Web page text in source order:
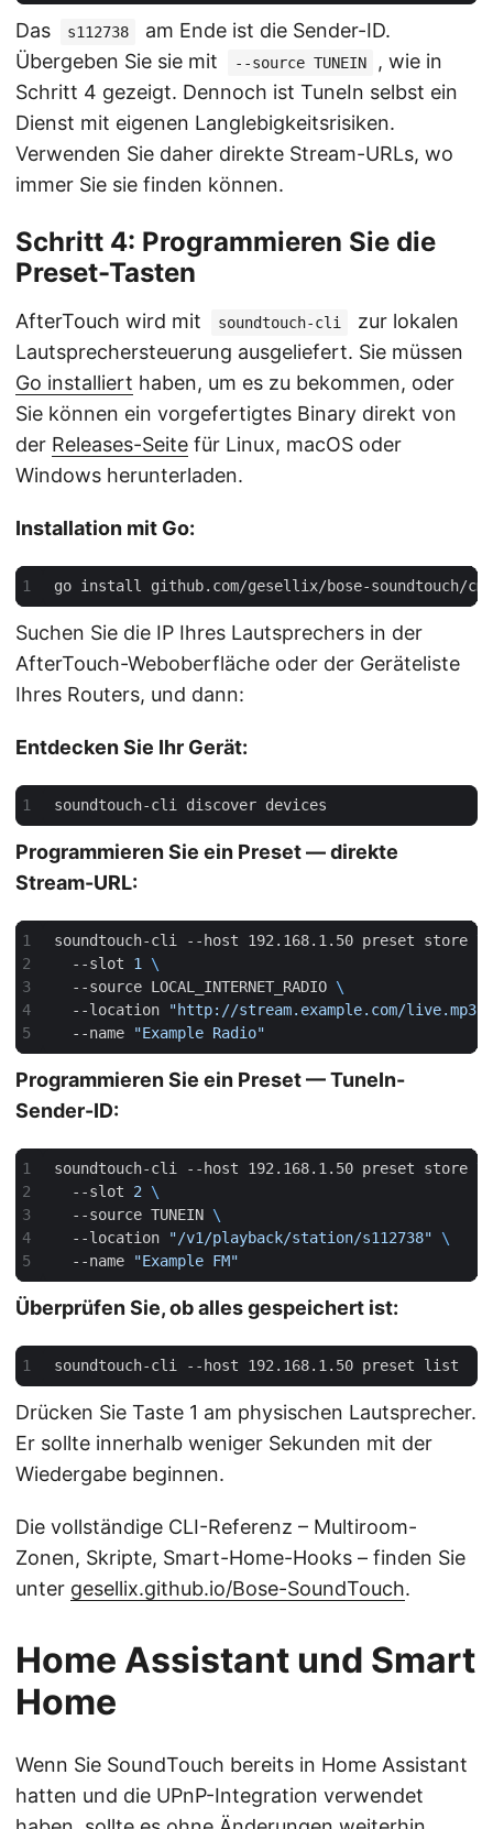
Das s112738
am Ende ist die Sender-ID.
Übergeben Sie sie mit
--source TUNEIN
, wie in
Schritt 4 gezeigt. Dennoch ist TuneIn selbst ein
Dienst mit eigenen Langlebigkeitsrisiken.
Verwenden Sie daher direkte Stream-URLs, wo
immer Sie sie finden können.
Schritt 4: Programmieren Sie die
Preset-Tasten
AfterTouch wird mit soundtouch-cli
zur lokalen
Lautsprechersteuerung ausgeliefert. Sie müssen
Go installiert haben, um es zu bekommen, oder
Sie können ein vorgefertigtes Binary direkt von
der Releases-Seite für Linux, macOS oder
Windows herunterladen.
Installation mit Go:
Suchen Sie die IP Ihres Lautsprechers in der
AfterTouch-Weboberfläche oder der Geräteliste
Ihres Routers, und dann:
Entdecken Sie Ihr Gerät:
Programmieren Sie ein Preset — direkte
Stream-URL:
4
soundtouch-cli --host 192.168.1.50 preset store
  --slot
1
  --source LOCAL_INTERNET_RADIO
  --location
"http://stream.example.com/live.mp3"
  --name
"Example Radio"
Programmieren Sie ein Preset — TuneIn-
Sender-ID:
4
soundtouch-cli --host 192.168.1.50 preset store
  --slot
2
  --source TUNEIN
  --location
"/v1/playback/station/s112738"
  --name
"Example FM"
Überprüfen Sie, ob alles gespeichert ist:
Drücken Sie Taste 1 am physischen Lautsprecher.
Er sollte innerhalb weniger Sekunden mit der
Wiedergabe beginnen.
Die vollständige CLI-Referenz – Multiroom-
Zonen, Skripte, Smart-Home-Hooks – finden Sie
unter gesellix.github.io/Bose-SoundTouch.
Home Assistant und Smart
Home
Wenn Sie SoundTouch bereits in Home Assistant
hatten und die UPnP-Integration verwendet